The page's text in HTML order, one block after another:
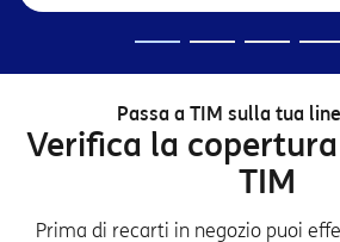
Passa a TIM sulla tua
Verifica la
TIM
Prima di recarti in negozio puoi